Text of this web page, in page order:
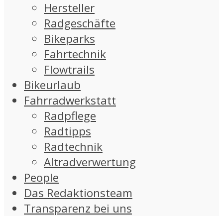
Hersteller
Radgeschäfte
Bikeparks
Fahrtechnik
Flowtrails
Bikeurlaub
Fahrradwerkstatt
Radpflege
Radtipps
Radtechnik
Altradverwertung
People
Das Redaktionsteam
Transparenz bei uns